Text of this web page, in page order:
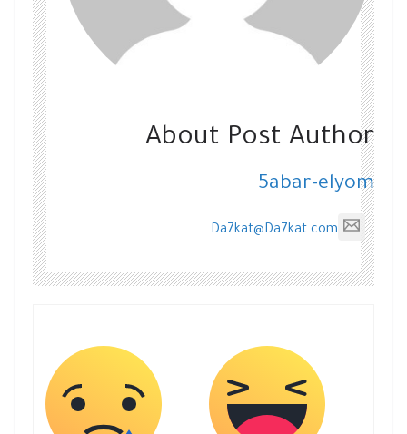
About Post Author
5abar-elyom
Da7kat@Da7kat.com